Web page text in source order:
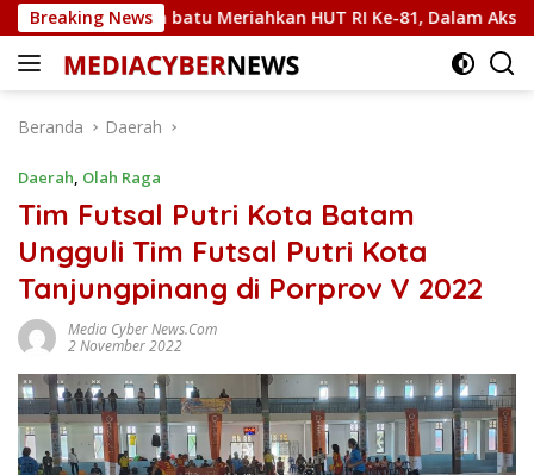
Langsung
ke
konten
Breaking News
Labuhan batu Meriahkan HUT RI Ke-81, Dalam Aksi
Beranda Daerah
Daerah, Olah Raga
Tim Futsal Putri Kota Batam
Ungguli Tim Futsal Putri Kota
Tanjungpinang di Porprov V 2022
Media Cyber News.Com
2 November 2022